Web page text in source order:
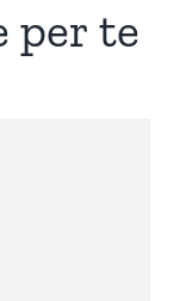
per te